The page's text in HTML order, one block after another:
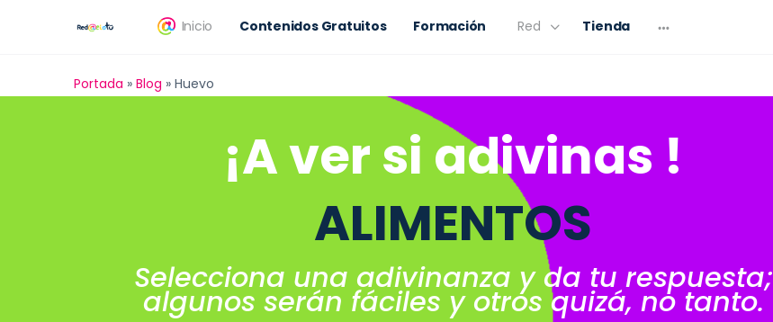
Inicio Contenidos Gratuitos Formación Red Tienda
Portada » Blog » Huevo
¡A ver si adivinas !
ALIMENTOS
Selecciona una adivinanza y da tu respuesta;
algunos serán fáciles y otros quizá, no tanto.